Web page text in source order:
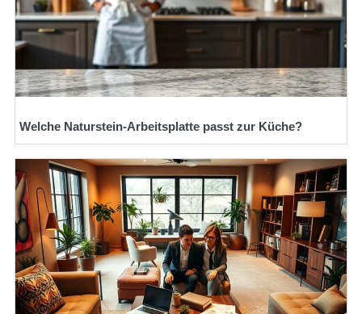
Welche Naturstein-Arbeitsplatte passt zur Küche?